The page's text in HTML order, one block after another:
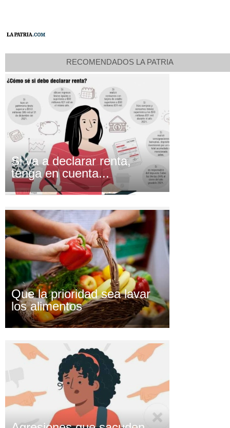
RECOMENDADOS LA PATRIA
Si va a declarar renta,
tenga en cuenta...
Que la prioridad sea lavar
los alimentos